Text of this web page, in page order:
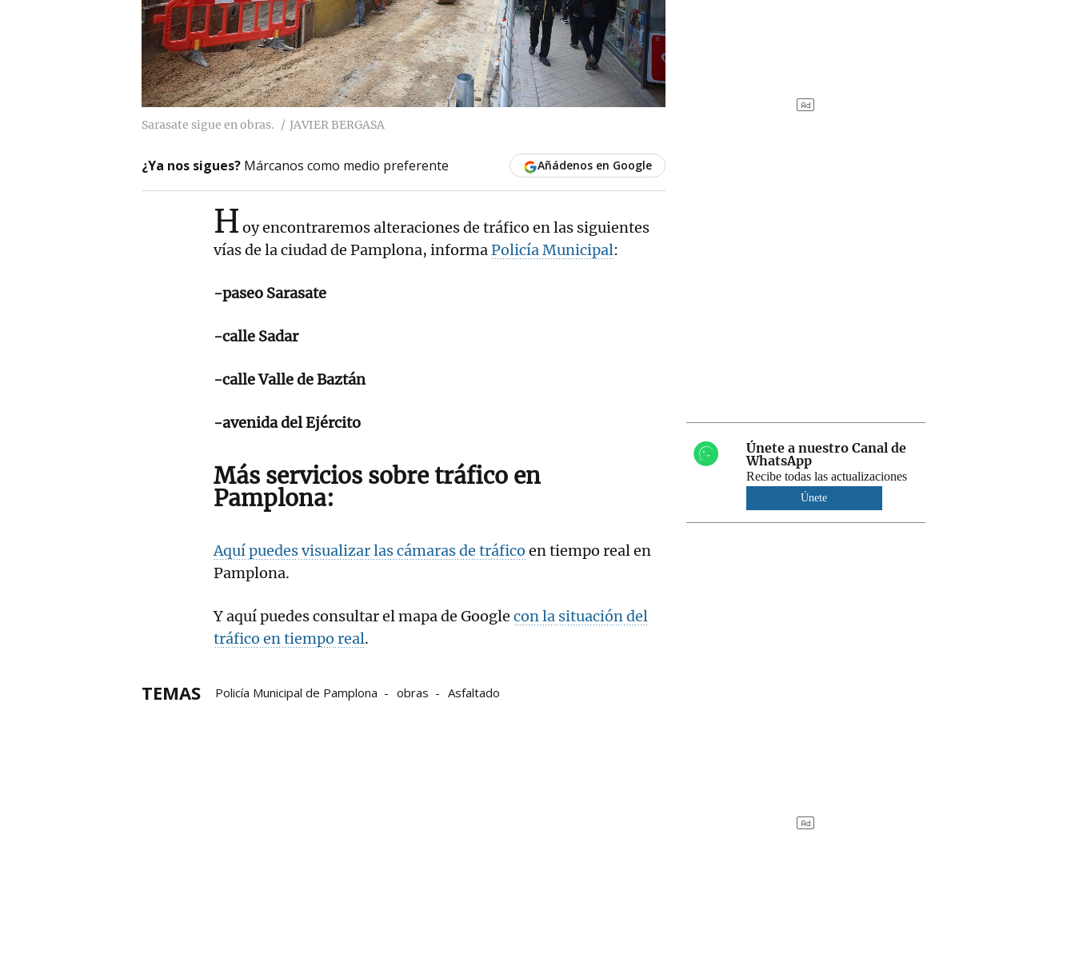
Sarasate sigue en obras. JAVIER BERGASA
¿Ya nos sigues? Márcanos como medio preferente Añádenos en Google
H oy encontraremos alteraciones de tráfico en las siguientes
vías de la ciudad de Pamplona, informaPolicía Municipal:
-paseo Sarasate
-calle Sadar
-calle Valle de Baztán
-avenida del Ejército
Más servicios sobre tráfico en
Pamplona:
Aquí puedes visualizar las cámaras de tráfico en tiempo real en
Pamplona.
Y aquí puedes consultar el mapa de Google con la situación del
tráfico en tiempo real.
TEMAS Policía Municipal de Pamplona obras Asfaltado
Únete a nuestro Canal de
WhatsApp
Recibe todas las actualizaciones
Únete